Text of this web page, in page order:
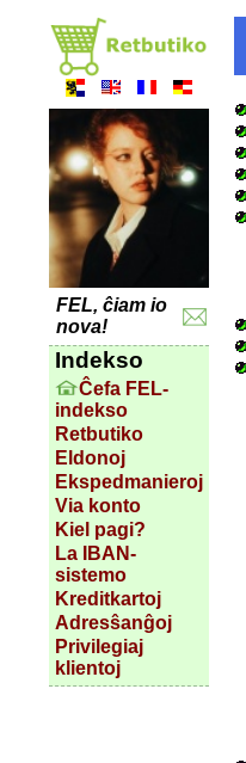
FEL, ĉiam io
nova!
Indekso
Ĉefa FEL-
indekso
Retbutiko
Eldonoj
Ekspedmanieroj
Via konto
Kiel pagi?
La IBAN-
sistemo
Kreditkartoj
Adresŝanĝoj
Privilegiaj
klientoj